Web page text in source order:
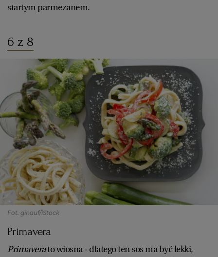
startym parmezanem.
6 z 8
Fot. ginauf/iStock
Primavera
Primaverato wiosna - dlatego ten sos ma być lekki,